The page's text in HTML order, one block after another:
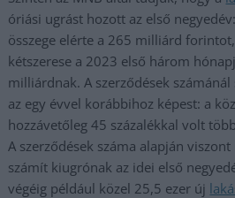
óriási ugrást hozott az első
összege elérte a 265 milliárd
kétszerese a 2023 első három
milliárdnak. A szerződések
az egy évvel korábbihoz képest: a
hozzávetőleg 45 százalékkal volt
A szerződések száma alapján
számít kiugrónak az idei első
végéig például közel 25,5 ezer új